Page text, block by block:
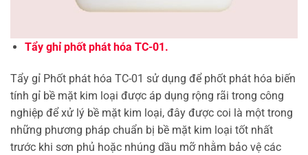
Tẩy ghỉ phốt phát hóa TC-01.
Tẩy gỉ Phốt phát hóa TC-01 sử dụng để phốt phát hóa biến
tính gỉ bề mặt kim loại được áp dụng rộng rãi trong công
nghiệp để xử lý bề mặt kim loại, đây được coi là một trong
những phương pháp chuẩn bị bề mặt kim loại tốt nhất
trước khi sơn phủ hoặc nhúng dầu mỡ nhằm bảo vệ các